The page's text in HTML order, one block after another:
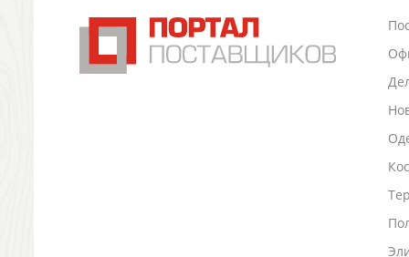
Промо
Антистрессы